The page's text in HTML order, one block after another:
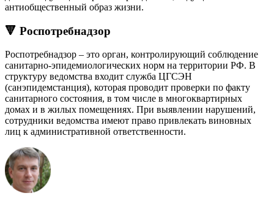
антиобщественный образ жизни.
🔻 Роспотребнадзор
Роспотребнадзор – это орган, контролирующий соблюдение
санитарно-эпидемиологических норм на территории РФ. В
структуру ведомства входит служба ЦГСЭН
(санэпидемстанция), которая проводит проверки по факту
санитарного состояния, в том числе в многоквартирных
домах и в жилых помещениях. При выявлении нарушений,
сотрудники ведомства имеют право привлекать виновных
лиц к административной ответственности.